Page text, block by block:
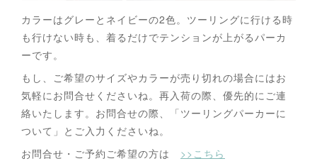
カラーはグレーとネイビーの2色。ツーリングに行ける時
も行けない時も、着るだけでテンションが上がるパーカ
ーです。
もし、ご希望のサイズやカラーが売り切れの場合にはお
気軽にお問合せくださいね。再入荷の際、優先的にご連
絡いたします。お問合せの際、「ツーリングパーカーに
ついて」とご入力くださいね。
お問合せ・ご予約ご希望の方は >>こちら